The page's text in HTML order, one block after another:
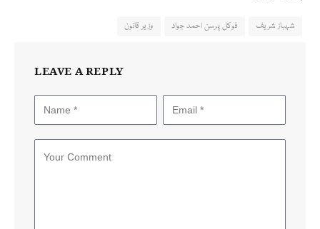
شہباز شریف فوکل پرسن احمد جواد وزیر قانون
LEAVE A REPLY